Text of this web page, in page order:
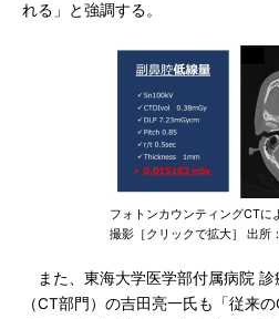
れる」と強調する。
フォトンカウンティングCTに
撮影［クリックで拡大］ 出所
また、東海大学医学部付属病院
（CT部門）の吉田亮一氏も「従来